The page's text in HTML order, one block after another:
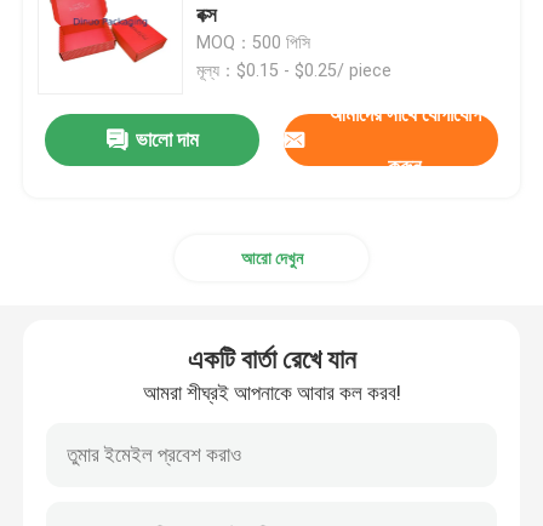
বক্স
MOQ：500 পিসি
মূল্য：$0.15 - $0.25/ piece
ভালো দাম
আমাদের সাথে যোগাযোগ
করুন
আরো দেখুন
একটি বার্তা রেখে যান
আমরা শীঘ্রই আপনাকে আবার কল করব!